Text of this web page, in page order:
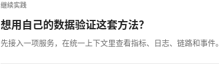
继续实践
想用自己的数据验证这套方法？
先接入一项服务，在统一上下文里查看指标、日志、链路和事件。